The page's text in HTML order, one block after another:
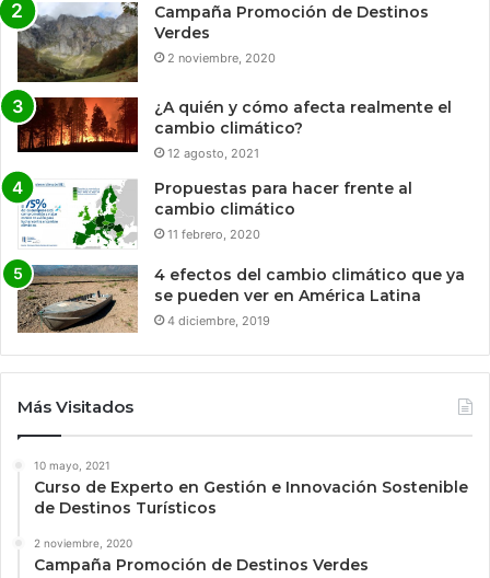
Campaña Promoción de Destinos
Verdes
2 noviembre, 2020
¿A quién y cómo afecta realmente el
cambio climático?
12 agosto, 2021
Propuestas para hacer frente al
cambio climático
11 febrero, 2020
4 efectos del cambio climático que ya
se pueden ver en América Latina
4 diciembre, 2019
Más Visitados
10 mayo, 2021
Curso de Experto en Gestión e Innovación Sostenible
de Destinos Turísticos
2 noviembre, 2020
Campaña Promoción de Destinos Verdes